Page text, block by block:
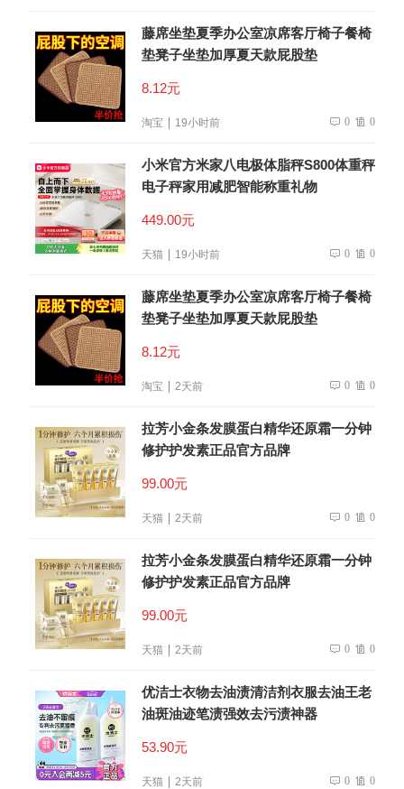
藤席坐垫夏季办公室凉席客厅椅子餐椅
垫凳子坐垫加厚夏天款屁股垫
8.12元
淘宝 19小时前 0 0
小米官方米家八电极体脂秤S800体重秤
电子秤家用减肥智能称重礼物
449.00元
天猫 19小时前 0 0
藤席坐垫夏季办公室凉席客厅椅子餐椅
垫凳子坐垫加厚夏天款屁股垫
8.12元
淘宝 2天前 0 0
拉芳小金条发膜蛋白精华还原霜一分钟
修护护发素正品官方品牌
99.00元
天猫 2天前 0 0
拉芳小金条发膜蛋白精华还原霜一分钟
修护护发素正品官方品牌
99.00元
天猫 2天前 0 0
优洁士衣物去油渍清洁剂衣服去油王老
油斑油迹笔渍强效去污渍神器
53.90元
天猫 2天前 0 0